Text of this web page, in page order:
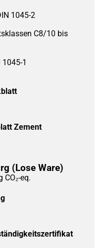
1045-2
C8/10 bis
1
Zement
(Lose Ware)
eq.